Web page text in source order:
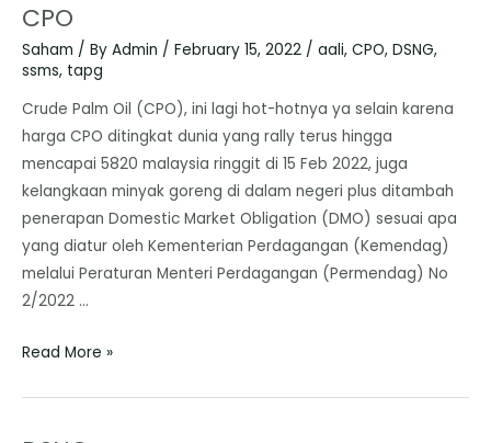
CPO
Saham / By Admin / February 15, 2022 / aali, CPO, DSNG,
ssms, tapg
Crude Palm Oil (CPO), ini lagi hot-hotnya ya selain karena
harga CPO ditingkat dunia yang rally terus hingga
mencapai 5820 malaysia ringgit di 15 Feb 2022, juga
kelangkaan minyak goreng di dalam negeri plus ditambah
penerapan Domestic Market Obligation (DMO) sesuai apa
yang diatur oleh Kementerian Perdagangan (Kemendag)
melalui Peraturan Menteri Perdagangan (Permendag) No
2/2022 …
Read More »